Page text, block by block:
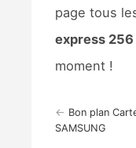
page tous
express 256
moment !
← Bon plan
SAMSUNG